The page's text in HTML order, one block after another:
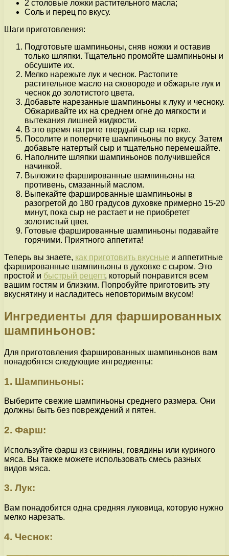
2 столовые ложки растительного масла;
Соль и перец по вкусу.
Шаги приготовления:
Подготовьте шампиньоны, сняв ножки и оставив
только шляпки. Тщательно промойте шампиньоны и
обсушите их.
Мелко нарежьте лук и чеснок. Растопите
растительное масло на сковороде и обжарьте лук и
чеснок до золотистого цвета.
Добавьте нарезанные шампиньоны к луку и чесноку.
Обжаривайте их на среднем огне до мягкости и
вытекания лишней жидкости.
В это время натрите твердый сыр на терке.
Посолите и поперчите шампиньоны по вкусу. Затем
добавьте натертый сыр и тщательно перемешайте.
Наполните шляпки шампиньонов получившейся
начинкой.
Выложите фаршированные шампиньоны на
противень, смазанный маслом.
Выпекайте фаршированные шампиньоны в
разогретой до 180 градусов духовке примерно 15-20
минут, пока сыр не растает и не приобретет
золотистый цвет.
Готовые фаршированные шампиньоны подавайте
горячими. Приятного аппетита!
Теперь вы знаете, как приготовить вкусные и аппетитные
фаршированные шампиньоны в духовке с сыром. Это
простой и быстрый рецепт, который понравится всем
вашим гостям и близким. Попробуйте приготовить эту
вкуснятину и насладитесь неповторимым вкусом!
Ингредиенты для фаршированных
шампиньонов:
Для приготовления фаршированных шампиньонов вам
понадобятся следующие ингредиенты:
1. Шампиньоны:
Выберите свежие шампиньоны среднего размера. Они
должны быть без повреждений и пятен.
2. Фарш:
Используйте фарш из свинины, говядины или куриного
мяса. Вы также можете использовать смесь разных
видов мяса.
3. Лук:
Вам понадобится одна средняя луковица, которую нужно
мелко нарезать.
4. Чеснок: